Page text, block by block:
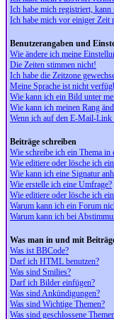
Ich habe mich registriert,
Ich habe mich vor einiger Zeit
Benutzerangaben und
Wie ändere ich meine
Die Zeiten stimmen nicht!
Ich habe die Zeitzone
Meine Sprache ist nicht
Wie kann ich ein Bild unter
Wie kann ich meinen Rang
Wenn ich auf den E-Mail-Link
Beiträge schreiben
Wie schreibe ich ein Thema in
Wie editiere oder lösche ich
Wie kann ich eine Signatur
Wie erstelle ich eine Umfrage?
Wie editiere oder lösche ich
Warum kann ich ein Forum
Warum kann ich bei
Was man in und mit
Was ist BBCode?
Darf ich HTML benutzen?
Was sind Smilies?
Darf ich Bilder einfügen?
Was sind Ankündigungen?
Was sind Wichtige Themen?
Was sind geschlossene